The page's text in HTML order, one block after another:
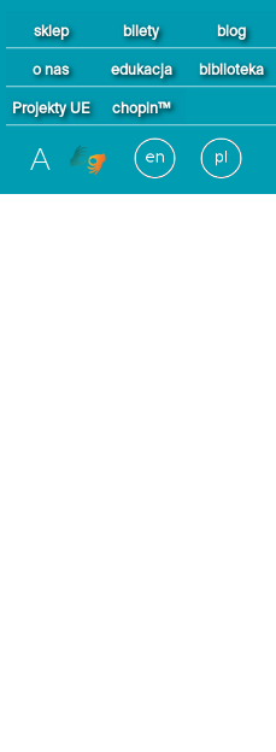
sklep bilety blog
o nas edukacja biblioteka
Projekty UE chopin™
A